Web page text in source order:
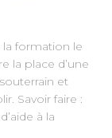
formation le
la place d’une
et
Savoir faire :
à la